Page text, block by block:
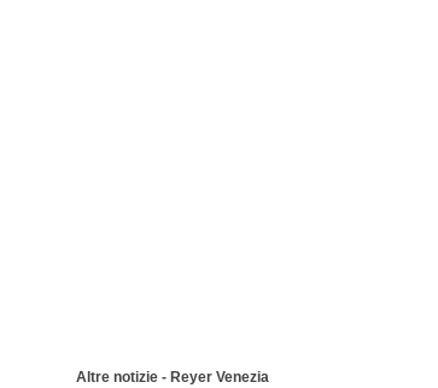
Altre notizie - Reyer Venezia